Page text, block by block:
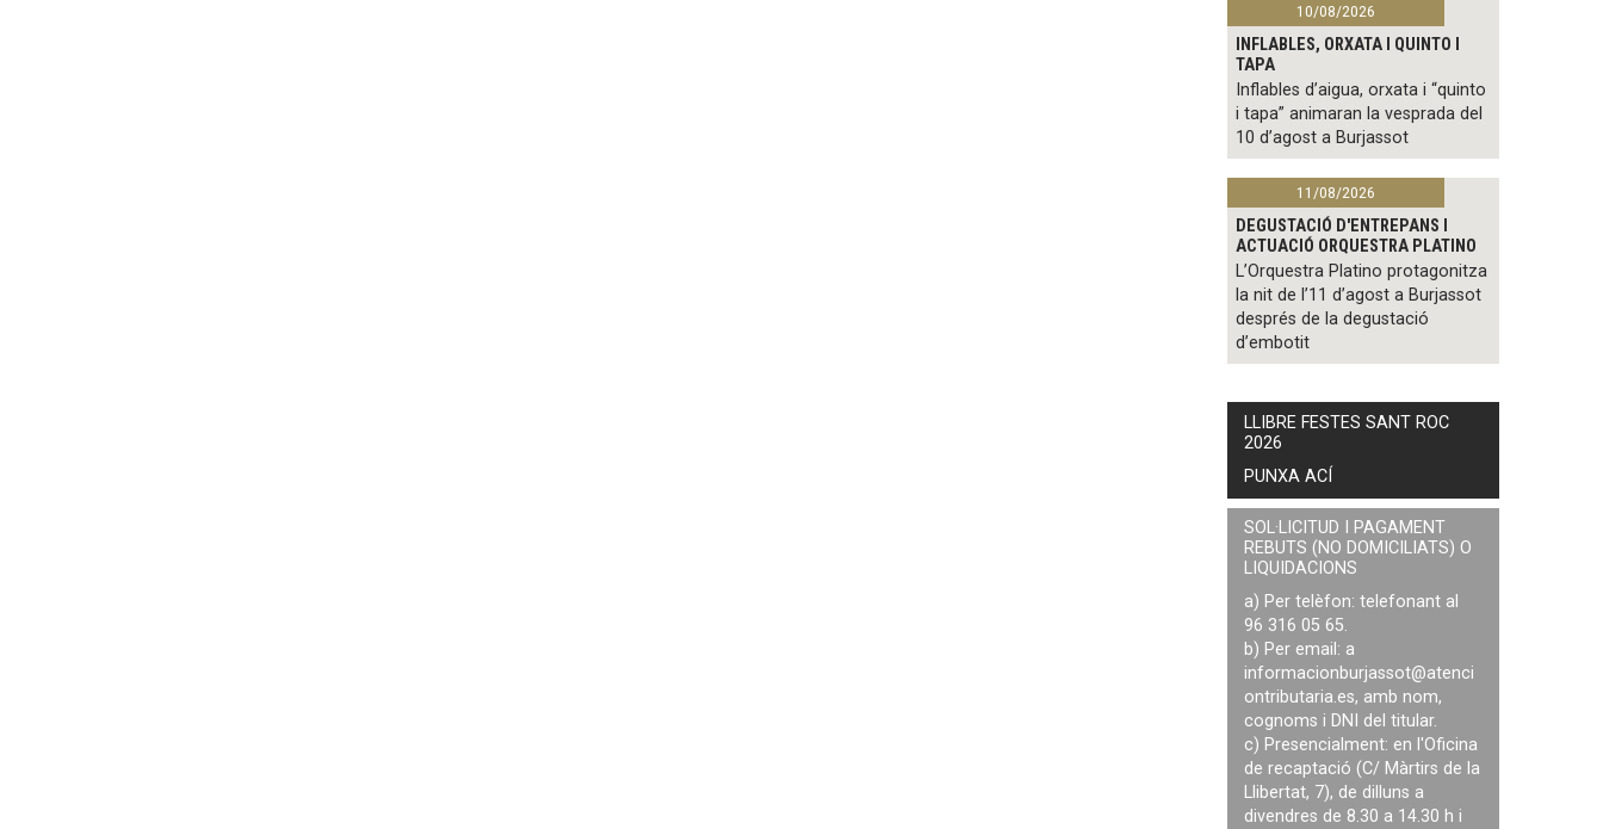
10/08/2026
INFLABLES, ORXATA I QUINTO I
TAPA
Inflables d’aigua, orxata i “quinto
i tapa” animaran la vesprada del
10 d’agost a Burjassot
11/08/2026
DEGUSTACIÓ D'ENTREPANS I
ACTUACIÓ ORQUESTRA PLATINO
L’Orquestra Platino protagonitza
la nit de l’11 d’agost a Burjassot
després de la degustació
d’embotit
LLIBRE FESTES SANT ROC
2026
PUNXA ACÍ
SOL·LICITUD I PAGAMENT
REBUTS (NO DOMICILIATS) O
LIQUIDACIONS
a) Per telèfon: telefonant al
96 316 05 65.
b) Per email: a
informacionburjassot@atenci
ontributaria.es, amb nom,
cognoms i DNI del titular.
c) Presencialment: en l'Oficina
de recaptació (C/ Màrtirs de la
Llibertat, 7), de dilluns a
divendres de 8.30 a 14.30 h i